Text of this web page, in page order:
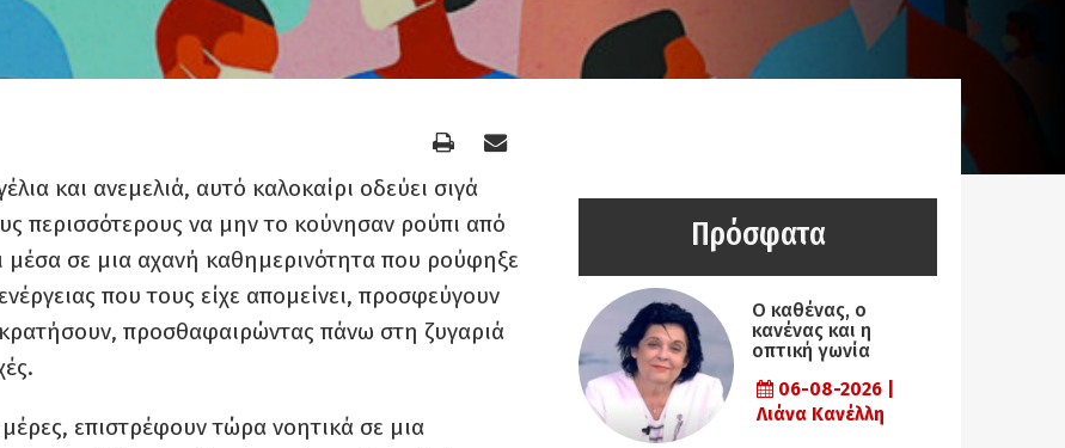
και ανεμελιά, αυτό καλοκαίρι οδεύει σιγά
περισσότερους να μην το κούνησαν ρούπι από
μέσα σε μια αχανή καθημερινότητα που ρούφηξε
που τους είχε απομείνει, προσφεύγουν
προσθαφαιρώντας πάνω στη ζυγαριά
επιστρέφουν τώρα νοητικά σε μια
Πρόσφατα
Ο καθένας, ο
κανένας και η
οπτική γωνία
06-08-2026 |
Λιάνα Κανέλλη